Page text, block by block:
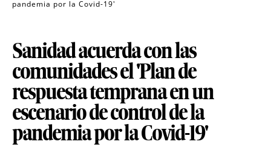
pandemia por la Covid-19'
Sanidad acuerda con las
comunidades el 'Plan de
respuesta temprana en un
escenario de control de la
pandemia por la Covid-19'